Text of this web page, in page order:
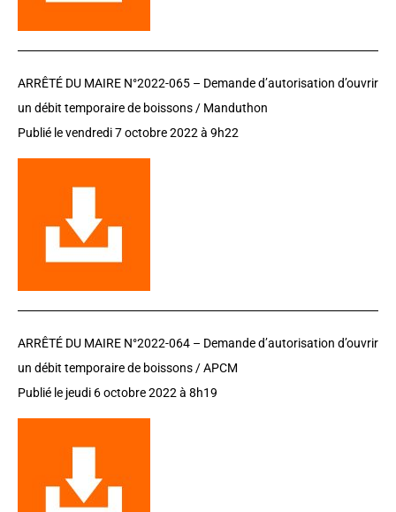
ARRÊTÉ DU MAIRE N°2022-065 – Demande d’autorisation d’ouvrir
un débit temporaire de boissons / Manduthon
Publié le vendredi 7 octobre 2022 à 9h22
ARRÊTÉ DU MAIRE N°2022-064 – Demande d’autorisation d’ouvrir
un débit temporaire de boissons / APCM
Publié le jeudi 6 octobre 2022 à 8h19